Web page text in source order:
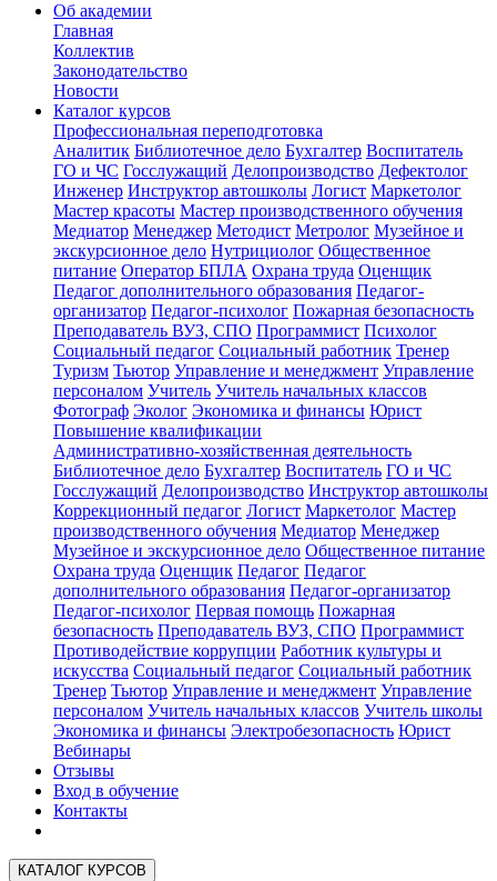
Об академии
Главная
Коллектив
Законодательство
Новости
Каталог курсов
Профессиональная переподготовка
Аналитик Библиотечное дело Бухгалтер Воспитатель
ГО и ЧС Госслужащий Делопроизводство Дефектолог
Инженер Инструктор автошколы Логист Маркетолог
Мастер красоты Мастер производственного обучения
Медиатор Менеджер Методист Метролог Музейное и
экскурсионное дело Нутрициолог Общественное
питание Оператор БПЛА Охрана труда Оценщик
Педагог дополнительного образования Педагог-
организатор Педагог-психолог Пожарная безопасность
Преподаватель ВУЗ, СПО Программист Психолог
Социальный педагог Социальный работник Тренер
Туризм Тьютор Управление и менеджмент Управление
персоналом Учитель Учитель начальных классов
Фотограф Эколог Экономика и финансы Юрист
Повышение квалификации
Административно-хозяйственная деятельность
Библиотечное дело Бухгалтер Воспитатель ГО и ЧС
Госслужащий Делопроизводство Инструктор автошколы
Коррекционный педагог Логист Маркетолог Мастер
производственного обучения Медиатор Менеджер
Музейное и экскурсионное дело Общественное питание
Охрана труда Оценщик Педагог Педагог
дополнительного образования Педагог-организатор
Педагог-психолог Первая помощь Пожарная
безопасность Преподаватель ВУЗ, СПО Программист
Противодействие коррупции Работник культуры и
искусства Социальный педагог Социальный работник
Тренер Тьютор Управление и менеджмент Управление
персоналом Учитель начальных классов Учитель школы
Экономика и финансы Электробезопасность Юрист
Вебинары
Отзывы
Вход в обучение
Контакты
КАТАЛОГ КУРСОВ